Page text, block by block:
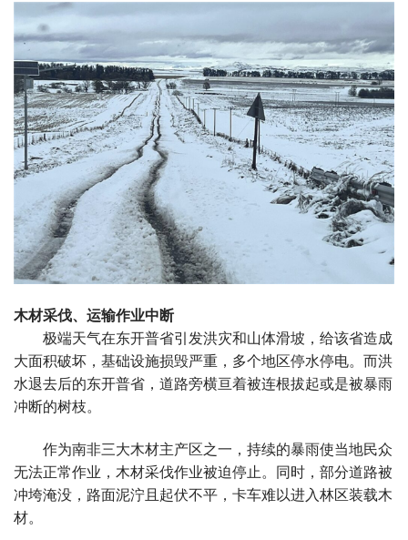
水!
木
材
运
受
影
响木材采伐、运输作业中断
极端天气在东开普省引发洪灾和山体滑坡，给该省造成
大面积破坏，基础设施损毁严重，多个地区停水停电。而洪
水退去后的东开普省，道路旁横亘着被连根拔起或是被暴雨
冲断的树枝。
作为南非三大木材主产区之一，持续的暴雨使当地民众
无法正常作业，木材采伐作业被迫停止。同时，部分道路被
冲垮淹没，路面泥泞且起伏不平，卡车难以进入林区装载木
材。